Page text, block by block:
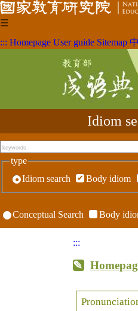
☰
::: Homepage User guide Sitemap 中
Idiom
type
Idiom search
Body idiom
Conceptual Search Body
:::